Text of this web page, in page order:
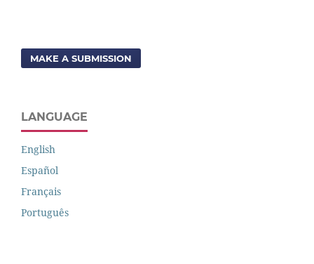
MAKE A SUBMISSION
LANGUAGE
English
Español
Français
Português